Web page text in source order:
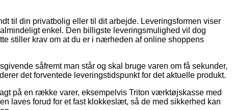
til din privatbolig eller til dit arbejde. Leveringsformen viser
enkel. Den billigste leveringsmulighed vil dog
stiller krav om at du er i nærheden af online shoppens
såfremt man står og skal bruge varen om få sekunder,
det forventede leveringstidspunkt for det aktuelle produkt.
på en række varer, eksempelvis Triton værktøjskasse med
laves forud for et fast klokkeslæt, så de med sikkerhed kan